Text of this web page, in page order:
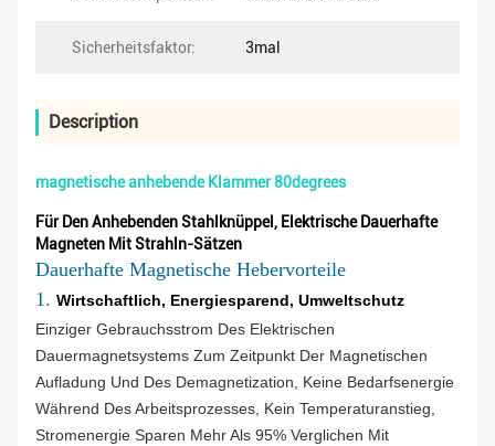
Sicherheitsfaktor: 3mal
Description
magnetische anhebende Klammer 80degrees
Für Den Anhebenden Stahlknüppel, Elektrische Dauerhafte
Magneten Mit Strahln-Sätzen
Dauerhafte Magnetische Hebervorteile
1. Wirtschaftlich, Energiesparend, Umweltschutz
Einziger Gebrauchsstrom Des Elektrischen
Dauermagnetsystems Zum Zeitpunkt Der Magnetischen
Aufladung Und Des Demagnetization, Keine Bedarfsenergie
Während Des Arbeitsprozesses, Kein Temperaturanstieg,
Stromenergie Sparen Mehr Als 95% Verglichen Mit